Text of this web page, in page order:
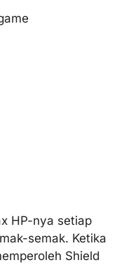
HP-nya setiap
semak. Ketika
Shield